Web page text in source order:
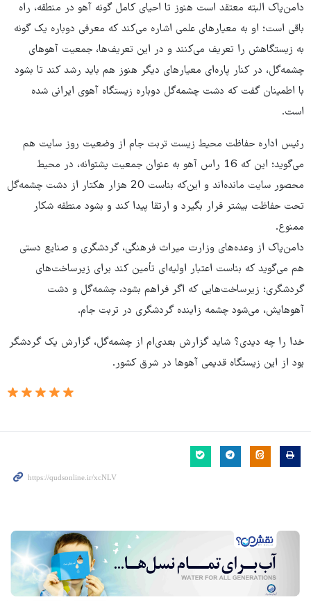
دامن‌پاک البته معتقد است هنوز تا احیای کامل گونه آهو در منطقه، راه
باقی است؛ او به معیارهای علمی اشاره می‌کند که معرفی دوباره یک گونه
به زیستگاهش را تعریف می‌کنند و در این تعریف‌ها، جمعیت آهوهای
چشمه‌گل، در کنار پاره‌ای معیارهای دیگر هنوز هم باید رشد کند تا بشود
با اطمینان گفت که دشت چشمه‌گل دوباره زیستگاه آهوی ایرانی شده
است.
رئیس اداره حفاظت محیط زیست تربت جام از وضعیت روز سایت هم
می‌گوید؛ این که 16 راس آهو به عنوان جمعیت پشتوانه، در محیط
محصور سایت مانده‌اند و این‌که بناست 20 هزار هکتار از دشت چشمه‌گل
تحت حفاظت بیشتر قرار بگیرد و ارتقا پیدا کند و بشود منطقه شکار
ممنوع.
دامن‌پاک از وعده‌های وزارت میراث فرهنگی، گردشگری و صنایع دستی
هم می‌گوید که بناست اعتبار اولیه‌ای تأمین کند برای زیرساخت‌های
گردشگری؛ زیرساخت‌هایی که اگر فراهم بشود، چشمه‌گل و دشت
آهوهایش، می‌شود چشمه زاینده گردشگری در تربت جام.
خدا را چه دیدی؟ شاید گزارش بعدی‌ام از چشمه‌گل، گزارش یک گردشگر
بود از این زیستگاه قدیمی آهوها در شرق کشور.